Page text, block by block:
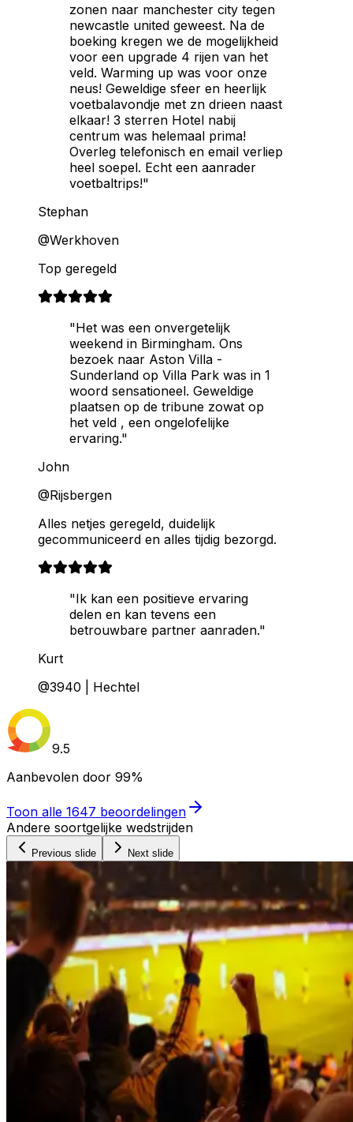
zonen naar manchester city tegen
newcastle united geweest. Na de
boeking kregen we de mogelijkheid
voor een upgrade 4 rijen van het
veld. Warming up was voor onze
neus! Geweldige sfeer en heerlijk
voetbalavondje met zn drieen naast
elkaar! 3 sterren Hotel nabij
centrum was helemaal prima!
Overleg telefonisch en email verliep
heel soepel. Echt een aanrader
voetbaltrips!"
Stephan
@Werkhoven
Top geregeld
"Het was een onvergetelijk
weekend in Birmingham. Ons
bezoek naar Aston Villa -
Sunderland op Villa Park was in 1
woord sensationeel. Geweldige
plaatsen op de tribune zowat op
het veld , een ongelofelijke
ervaring."
John
@Rijsbergen
Alles netjes geregeld, duidelijk
gecommuniceerd en alles tijdig bezorgd.
"Ik kan een positieve ervaring
delen en kan tevens een
betrouwbare partner aanraden."
Kurt
@3940 | Hechtel
9.5
Aanbevolen door 99%
Toon alle 1647 beoordelingen
Andere soortgelijke wedstrijden
Previous slide Next slide